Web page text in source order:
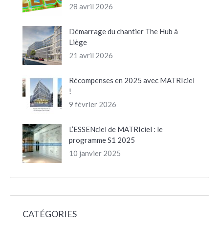
28 avril 2026
Démarrage du chantier The Hub à
Liège
21 avril 2026
Récompenses en 2025 avec MATRIciel
!
9 février 2026
L’ESSENciel de MATRIciel : le
programme S1 2025
10 janvier 2025
CATÉGORIES